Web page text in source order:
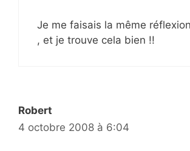
Je me faisais la même
, et je trouve cela bien !!
Robert
4 octobre 2008 à 6:04